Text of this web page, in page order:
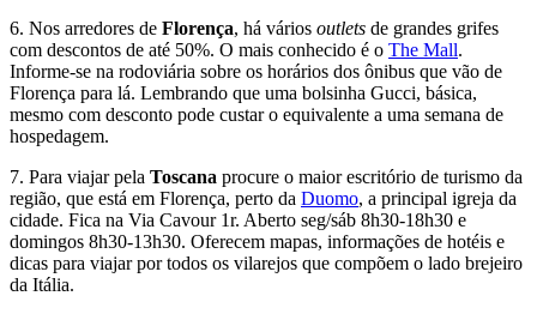
6. Nos arredores de Florença, há vários outlets de grandes grifes
com descontos de até 50%. O mais conhecido é o The Mall.
Informe-se na rodoviária sobre os horários dos ônibus que vão de
Florença para lá. Lembrando que uma bolsinha Gucci, básica,
mesmo com desconto pode custar o equivalente a uma semana de
hospedagem.
7. Para viajar pela Toscana procure o maior escritório de turismo da
região, que está em Florença, perto da Duomo, a principal igreja da
cidade. Fica na Via Cavour 1r. Aberto seg/sáb 8h30-18h30 e
domingos 8h30-13h30. Oferecem mapas, informações de hotéis e
dicas para viajar por todos os vilarejos que compõem o lado brejeiro
da Itália.